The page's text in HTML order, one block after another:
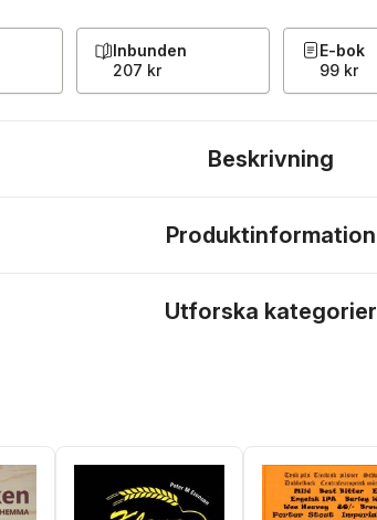
Inbunden
207 kr
E-bok
99 kr
Beskrivning
Produktinformation
Utforska kategorier